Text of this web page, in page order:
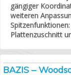
gängiger
weiteren
Plattenzuschnitt
BAZIS –